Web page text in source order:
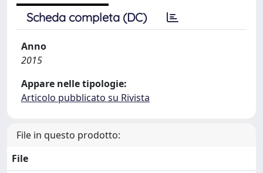
Scheda completa (DC)
Anno
2015
Appare nelle tipologie:
Articolo pubblicato su Rivista
File in questo prodotto:
File